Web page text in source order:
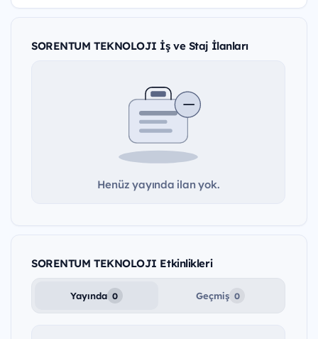
SORENTUM TEKNOLOJI İş ve Staj İlanları
Henüz yayında ilan yok.
SORENTUM TEKNOLOJI Etkinlikleri
Yayında 0 Geçmiş 0